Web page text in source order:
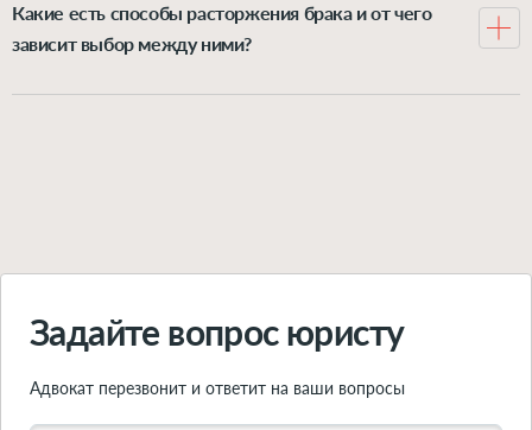
имуществе. А вот всё, что каждый имел до
регистрации отношений либо получил после неё в
Какие есть способы расторжения брака и от чего
зависит выбор между ними?
суд. Выбор варианта зависит от нескольких факторов:
Задайте вопрос юристу
Адвокат перезвонит и ответит на ваши вопросы